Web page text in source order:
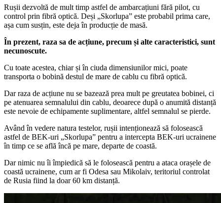
Rușii dezvoltă de mult timp astfel de ambarcațiuni fără pilot, cu
control prin fibră optică. Deși „Skorlupa” este probabil prima care,
așa cum susțin, este deja în producție de masă.
În prezent, raza sa de acțiune, precum și alte caracteristici, sunt
necunoscute.
Cu toate acestea, chiar și în ciuda dimensiunilor mici, poate
transporta o bobină destul de mare de cablu cu fibră optică.
Dar raza de acțiune nu se bazează prea mult pe greutatea bobinei, ci
pe atenuarea semnalului din cablu, deoarece după o anumită distanță
este nevoie de echipamente suplimentare, altfel semnalul se pierde.
Având în vedere natura testelor, rușii intenționează să folosească
astfel de BEK-uri „Skorlupa” pentru a intercepta BEK-uri ucrainene
în timp ce se află încă pe mare, departe de coastă.
Dar nimic nu îi împiedică să le folosească pentru a ataca orașele de
coastă ucrainene, cum ar fi Odesa sau Mikolaiv, teritoriul controlat
de Rusia fiind la doar 60 km distanță.